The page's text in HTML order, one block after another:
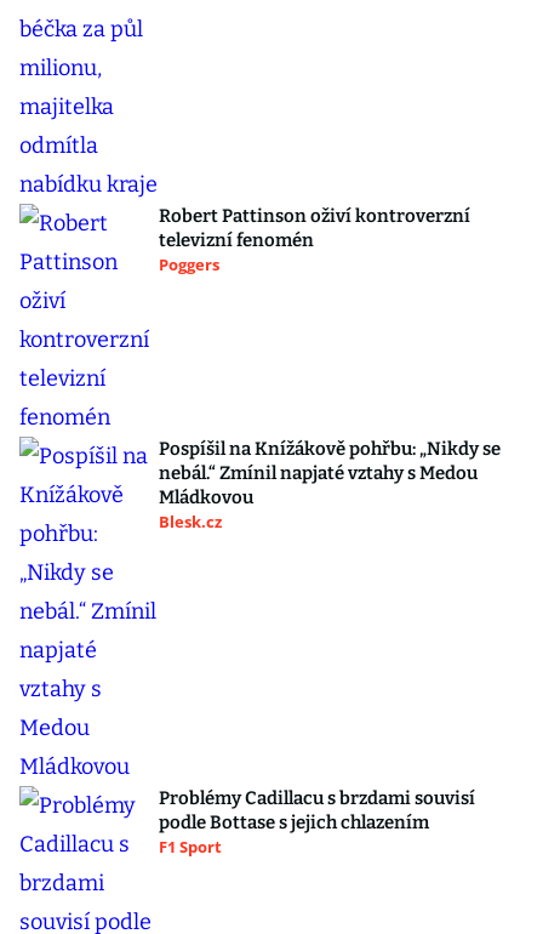
Robert Pattinson oživí kontroverzní
televizní fenomén
Poggers
Pospíšil na Knížákově pohřbu: „Nikdy se
nebál.“ Zmínil napjaté vztahy s Medou
Mládkovou
Blesk.cz
Problémy Cadillacu s brzdami souvisí
podle Bottase s jejich chlazením
F1 Sport